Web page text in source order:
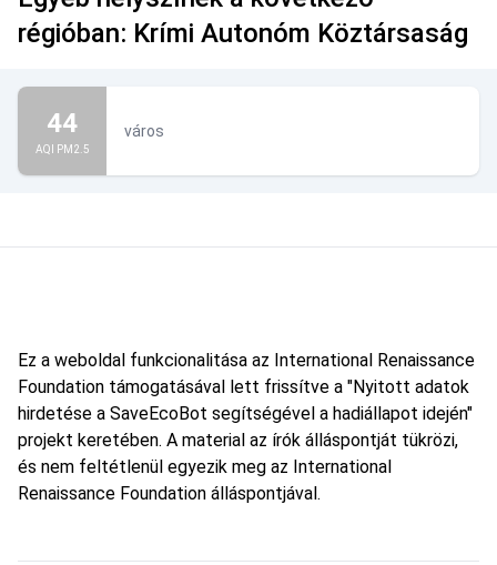
régióban: Krími Autonóm Köztársaság
44
AQI PM2.5
város
Ez a weboldal funkcionalitása az International Renaissance
Foundation támogatásával lett frissítve a "Nyitott adatok
hirdetése a SaveEcoBot segítségével a hadiállapot idején"
projekt keretében. A material az írók álláspontját tükrözi,
és nem feltétlenül egyezik meg az International
Renaissance Foundation álláspontjával.